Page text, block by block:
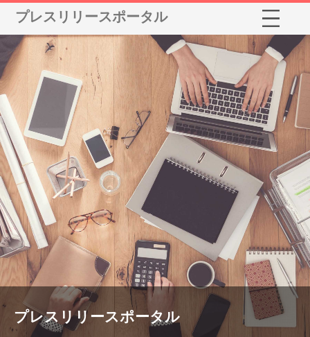
プレスリリースポータル
プレスリリースポータル